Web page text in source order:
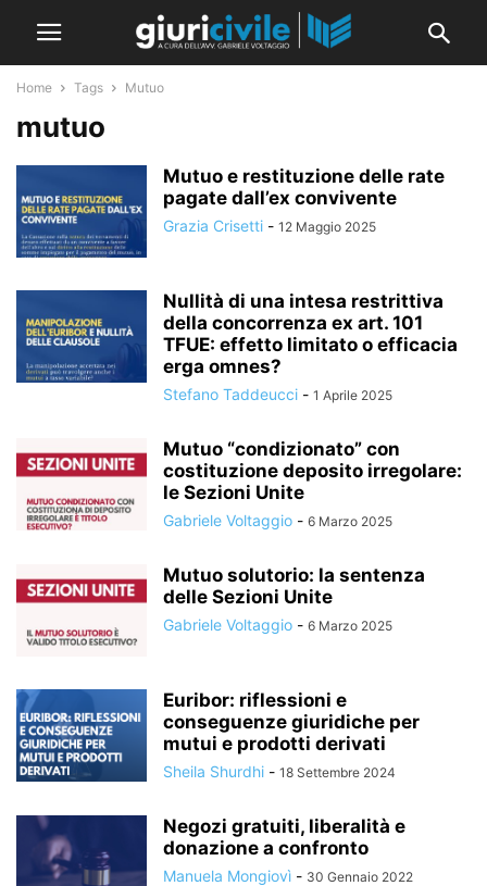
Home Tags Mutuo
mutuo
Mutuo e restituzione delle rate
pagate dall’ex convivente
Grazia Crisetti - 12 Maggio 2025
Nullità di una intesa restrittiva
della concorrenza ex art. 101
TFUE: effetto limitato o efficacia
erga omnes?
Stefano Taddeucci - 1 Aprile 2025
Mutuo “condizionato” con
costituzione deposito irregolare:
le Sezioni Unite
Gabriele Voltaggio - 6 Marzo 2025
Mutuo solutorio: la sentenza
delle Sezioni Unite
Gabriele Voltaggio - 6 Marzo 2025
Euribor: riflessioni e
conseguenze giuridiche per
mutui e prodotti derivati
Sheila Shurdhi - 18 Settembre 2024
Negozi gratuiti, liberalità e
donazione a confronto
Manuela Mongiovì - 30 Gennaio 2022